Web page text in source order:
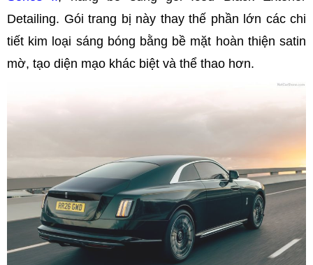
Detailing. Gói trang bị này thay thế phần lớn các chi
tiết kim loại sáng bóng bằng bề mặt hoàn thiện satin
mờ, tạo diện mạo khác biệt và thể thao hơn.